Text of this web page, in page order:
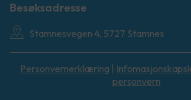
Besøksadresse
Stamnesvegen 4, 5727 Stamnes
Personvernerklæring
personvern